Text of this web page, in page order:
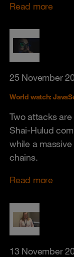
Read more
25 November
World watch:
Two attacks
Shai-Hulud
while a
chains.
Read more
13 November